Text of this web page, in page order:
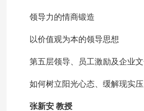
领导力的情商锻造
以价值观为本的领导思想
第五层领导、员工激励及企业
如何树立阳光心态、缓解现实压
张新安 教授